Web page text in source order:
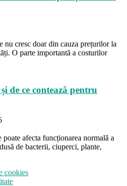
cresc doar din cauza prețurilor la
O parte importantă a costurilor
de ce contează pentru
poate afecta funcționarea normală a
de bacterii, ciuperci, plante,
cookies